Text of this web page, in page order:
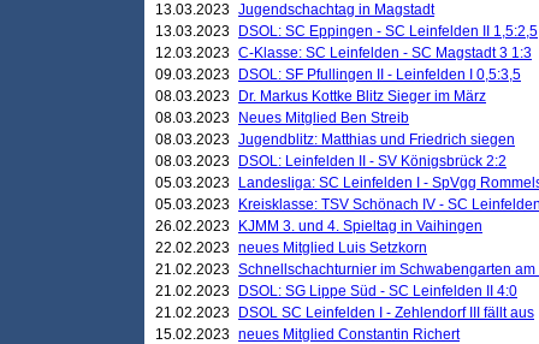
13.03.2023 Jugendschachtag in Magstadt
13.03.2023
DSOL: SC Eppingen - SC Leinfelden II 1,5:2,5
12.03.2023 C-Klasse: SC Leinfelden - SC Magstadt 3 1:3
09.03.2023
DSOL: SF Pfullingen II - Leinfelden I 0,5:3,5
08.03.2023
Dr. Markus Kottke Blitz Sieger im März
08.03.2023
Neues Mitglied Ben Streib
08.03.2023 Jugendblitz: Matthias und Friedrich siegen
08.03.2023
DSOL: Leinfelden II - SV Königsbrück 2:2
05.03.2023
Landesliga: SC Leinfelden I - SpVgg
05.03.2023
Kreisklasse: TSV Schönach IV - SC
26.02.2023
KJMM 3. und 4. Spieltag in Vaihingen
22.02.2023 neues Mitglied Luis Setzkorn
21.02.2023 Schnellschachturnier im Schwabengarten
21.02.2023
DSOL: SG Lippe Süd - SC Leinfelden II 4:0
21.02.2023
DSOL SC Leinfelden I - Zehlendorf III fällt aus
15.02.2023 neues Mitglied Constantin Richert